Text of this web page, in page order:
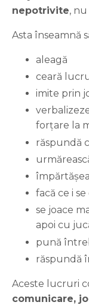
nepotrivite,
Asta înseamnă
aleagă
ceară
imite prin
forțare la
răspundă
facă ce i
se joace
apoi cu
pună
răspundă
Aceste lucruri
comunicare,